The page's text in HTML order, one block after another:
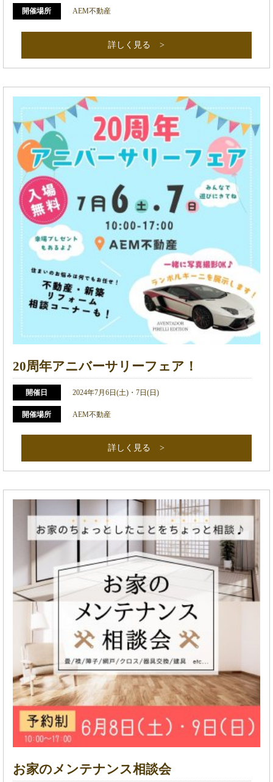
開催場所 AEM不動産
詳しく見る
20周年アニバーサリーフェア！
開催日 2024年7月6日(土)・7日(日)
開催場所 AEM不動産
詳しく見る
お家のメンテナンス相談会